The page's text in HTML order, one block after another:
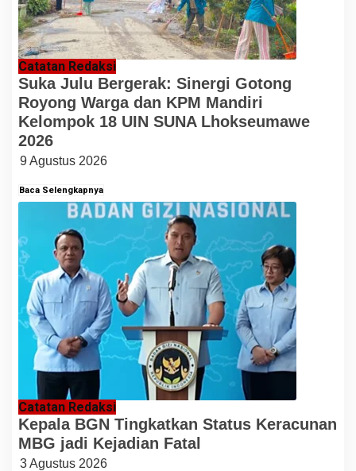
Catatan Redaksi
Suka Julu Bergerak: Sinergi Gotong
Royong Warga dan KPM Mandiri
Kelompok 18 UIN SUNA Lhokseumawe
2026
9 Agustus 2026
Baca Selengkapnya
Catatan Redaksi
Kepala BGN Tingkatkan Status Keracunan
MBG jadi Kejadian Fatal
3 Agustus 2026